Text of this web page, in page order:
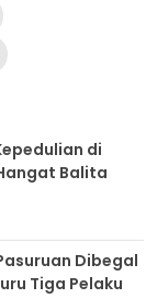
di
Balita
Dibegal
Hutan Polisi Buru Tiga Pelaku